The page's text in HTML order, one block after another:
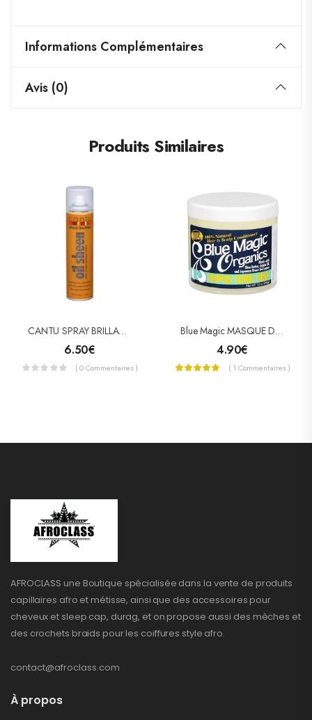
Informations Complémentaires
Avis (0)
Produits Similaires
CANTU SPRAY BRILLANCE BEURRE DE KARITÉ (OIL SHEEN)
6.50€
( 0 Commentaires )
Blue Magic MASQUE DE CROISSANCE SUPER SURE GRO
4.90€
( 1 Commentaires )
AFROCLASS une Boutique spécialisée dans la vente de produits
capillaires afro et métisse, ainsi que des accessoires pour
cheveux et sleep cap, durag, et on propose aussi des mèches et
des crochets braids pour les coiffures style afro.
contact@afroclass.com
À propos